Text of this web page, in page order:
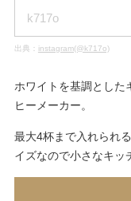
k717o
出典： instagram(@k717o)
ホワイトを基調とした
ヒーメーカー。
最大4杯まで入れられ
イズなので小さなキッ